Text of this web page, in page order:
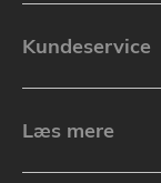
Kundeservice
Læs mere